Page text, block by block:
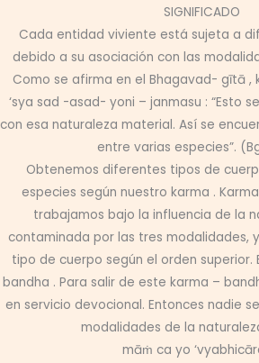
SIGNIFICADO
Cada entidad viviente está sujeta a
debido a su asociación con las
Como se afirma en el Bhagavad- gītā ,
‘sya sad -asad- yoni – janmasu : “Esto
con esa naturaleza material. Así se
entre varias especies”.
Obtenemos diferentes tipos de
especies según nuestro karma .
trabajamos bajo la influencia de la
contaminada por las tres modalidades,
tipo de cuerpo según el orden superior.
bandha . Para salir de este karma –
en servicio devocional. Entonces nadie
modalidades de la
māṁ ca yo